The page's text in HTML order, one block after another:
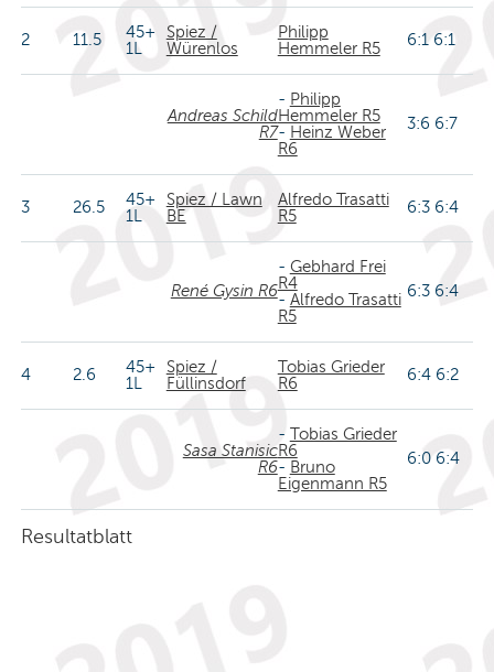
2 11.5
45+
1L
Spiez /
Würenlos
Philipp
Hemmeler R5
6:1 6:1
Andreas Schild
R7
- Philipp
Hemmeler R5
- Heinz Weber
R6
3:6 6:7
3 26.5
45+
1L
Spiez / Lawn
BE
Alfredo Trasatti
R5
6:3 6:4
René Gysin R6
- Gebhard Frei
R4
- Alfredo Trasatti
R5
6:3 6:4
4 2.6
45+
1L
Spiez /
Füllinsdorf
Tobias Grieder
R6
6:4 6:2
Sasa Stanisic
R6
- Tobias Grieder
R6
- Bruno
Eigenmann R5
6:0 6:4
Resultatblatt